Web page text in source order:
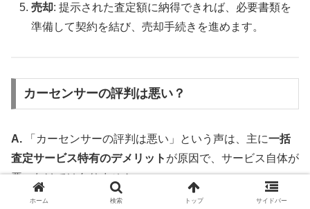
売却: 提示された査定額に納得できれば、必要書類を
準備して契約を結び、売却手続きを進めます。
カーセンサーの評判は悪い？
A. 「カーセンサーの評判は悪い」という声は、主に一括
査定サービス特有のデメリット が原因で、サービス自体が
悪いわけではありません。
ホーム 検索 トップ サイドバー